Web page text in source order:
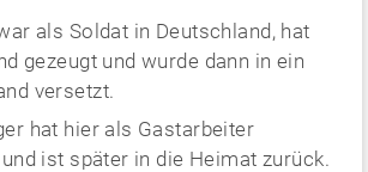
als Soldat in Deutschland, hat
gezeugt und wurde dann in ein
versetzt.
hat hier als Gastarbeiter
ist später in die Heimat zurück.